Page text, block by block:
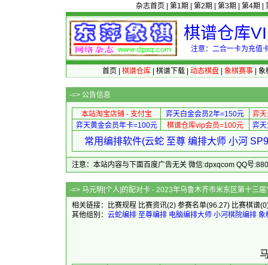
杂志首页 第1期 第2期 第3期 第4期
棋谱仓库
注意：二合一卡为充值
首页 棋谱仓库| 棋谱下载| 动态棋盘| 象棋赛事| 象
-=> 公告信息
本站淘宝店铺 - 支付宝 弈天白金会员2年=150元
弈
弈天黄金会员年卡=100元
棋谱仓库vip会员=100元 弈
常用编排软件(云蛇 至尊 编排大师 小河
注意：本站内容与下面百度广告无关 微信:dpxqcom QQ号
-=> 马元明[个人]的配对卡 - 2023年乌鲁木齐市
相关链接：
比赛规程 比赛资讯(2) 参赛名单(96.27) 比赛棋谱
其他组别： 云蛇编排 至尊编排 电脑编排大师 小河棋院编排 象